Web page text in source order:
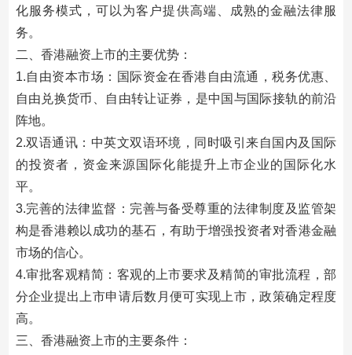
化服务模式，可以为客户提供高端、成熟的金融法律服
务。
二、香港融资上市的主要优势：
1.自由资本市场：国际资金在香港自由流通，税务优惠、
自由兑换货币、自由转让证券，是中国与国际接轨的前沿
阵地。
2.双语通讯：中英文双语环境，同时吸引来自国内及国际
的投资者，资金来源国际化能提升上市企业的国际化水
平。
3.完善的法律监督：完善与备受尊重的法律制度及监管架
构是香港赖以成功的基石，有助于增强投资者对香港金融
市场的信心。
4.审批客观精简：客观的上市要求及精简的审批流程，部
分企业提出上市申请后数月便可实现上市，政策确定程度
高。
三、香港融资上市的主要条件：